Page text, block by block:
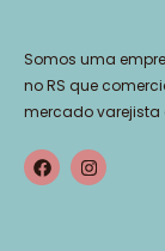
Somos uma
no RS que
mercado